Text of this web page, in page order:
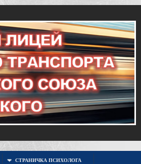
СТРАНИЧКА ПСИХОЛОГА